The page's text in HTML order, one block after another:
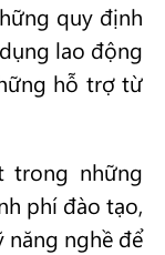
quy định
lao động
hỗ trợ từ
trong những
phí đào tạo,
nghề để